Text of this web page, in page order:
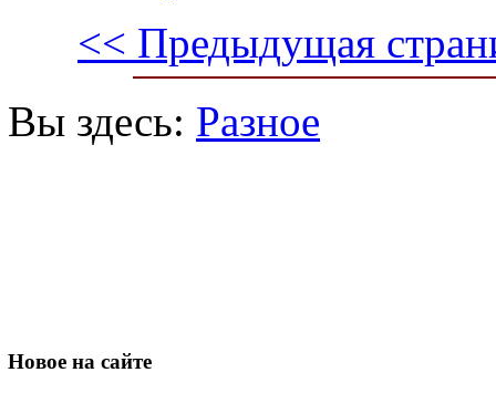
<< Предыдущая
Вы здесь: Разное
Новое на сайте